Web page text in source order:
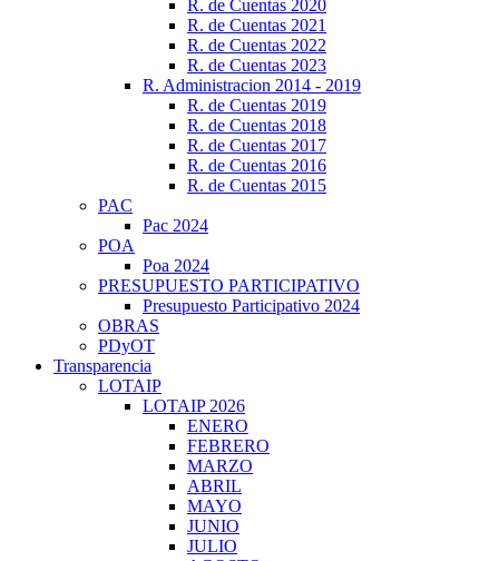
R. de Cuentas 2020
R. de Cuentas 2021
R. de Cuentas 2022
R. de Cuentas 2023
R. Administracion 2014 - 2019
R. de Cuentas 2019
R. de Cuentas 2018
R. de Cuentas 2017
R. de Cuentas 2016
R. de Cuentas 2015
PAC
Pac 2024
POA
Poa 2024
PRESUPUESTO PARTICIPATIVO
Presupuesto Participativo 2024
OBRAS
PDyOT
Transparencia
LOTAIP
LOTAIP 2026
ENERO
FEBRERO
MARZO
ABRIL
MAYO
JUNIO
JULIO